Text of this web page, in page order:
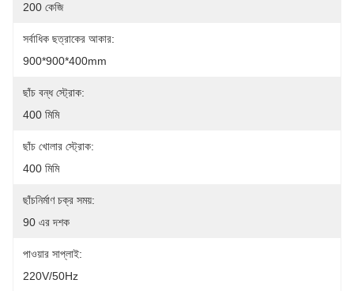
200 কেজি
সর্বাধিক ছত্রাকের আকার:
900*900*400mm
ছাঁচ বন্ধ স্ট্রোক:
400 মিমি
ছাঁচ খোলার স্ট্রোক:
400 মিমি
ছাঁচনির্মাণ চক্র সময়:
90 এর দশক
পাওয়ার সাপ্লাই:
220V/50Hz